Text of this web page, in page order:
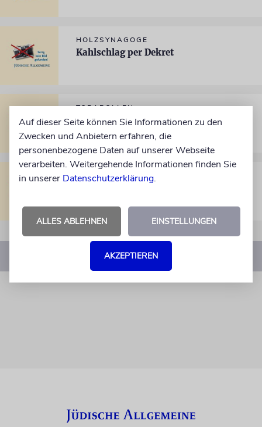
HOLZSYNAGOGE
Kahlschlag per Dekret
TORAROLLEN
Streitschriften
ANTISEMITISMUS
2 3
Auf dieser Seite können Sie Informationen zu den
Zwecken und Anbietern erfahren, die
personenbezogene Daten auf unserer Webseite
verarbeiten. Weitergehende Informationen finden Sie
in unserer Datenschutzerklärung.
ALLES ABLEHNEN EINSTELLUNGEN
AKZEPTIEREN